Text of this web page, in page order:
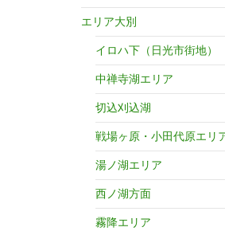
エリア大別
イロハ下（日光市街地）
中禅寺湖エリア
切込刈込湖
戦場ヶ原・小田代原エリ
湯ノ湖エリア
西ノ湖方面
霧降エリア